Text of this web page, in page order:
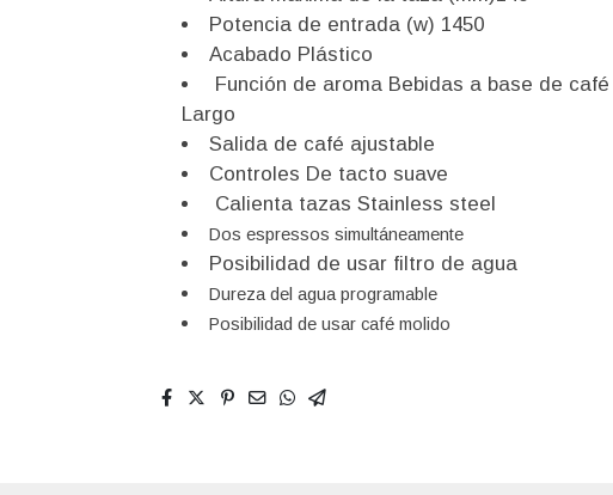
Potencia de entrada (w) 1450
Acabado Plástico
Función de aroma Bebidas a base de
Largo
Salida de café ajustable
Controles De tacto suave
Calienta tazas Stainless steel
Dos espressos simultáneamente
Posibilidad de usar filtro de agua
Dureza del agua programable
Posibilidad de usar café molido